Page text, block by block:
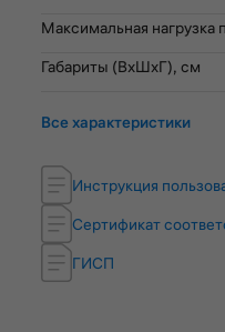
Максимальная нагрузка
Габариты (ВхШхГ), см
Все характеристики
Инструкция
Сертификат
ГИСП